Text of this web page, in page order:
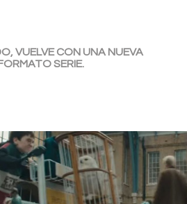
VUELVE CON UNA NUEVA
SERIE.